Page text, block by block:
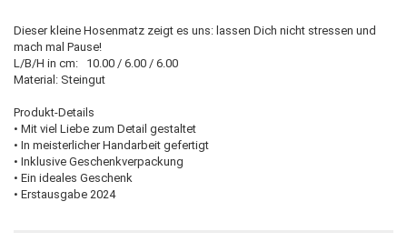
Dieser kleine Hosenmatz zeigt es uns: lassen Dich nicht stressen und
mach mal Pause!
L/B/H in cm: 10.00 / 6.00 / 6.00
Material: Steingut
Produkt-Details
• Mit viel Liebe zum Detail gestaltet
• In meisterlicher Handarbeit gefertigt
• Inklusive Geschenkverpackung
• Ein ideales Geschenk
• Erstausgabe 2024